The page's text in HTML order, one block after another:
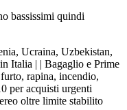
bassissimi quindi
Ucraina, Uzbekistan,
Italia | | Bagaglio e Prime
rapina, incendio,
per acquisti urgenti
oltre limite stabilito